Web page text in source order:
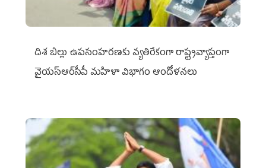
దిశ బిల్లు ఉపసంహరణకు వ్యతిరేకంగా రాష్ట్రవ్యాప్తంగా
వైయ‌స్ఆర్‌సీపీ మహిళా విభాగం ఆందోళనలు